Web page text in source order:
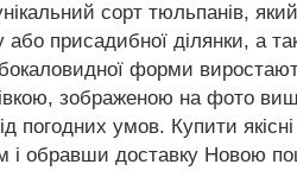
сорт тюльпанів,
присадибної ділянки, а
форми
зображеною на фото
погодних умов. Купити
і обравши доставку Новою